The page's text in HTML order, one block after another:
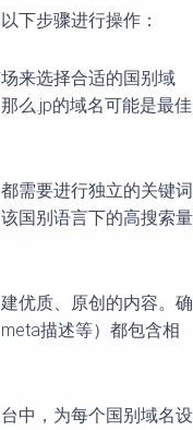
下步骤进行操作：
来选择合适的国别域
么.jp的域名可能是最佳
需要进行独立的关键词
国别语言下的高搜索量
优质、原创的内容。确
描述等）都包含相
中，为每个国别域名设